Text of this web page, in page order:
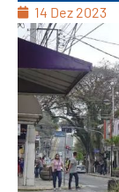
14 Dez 2023